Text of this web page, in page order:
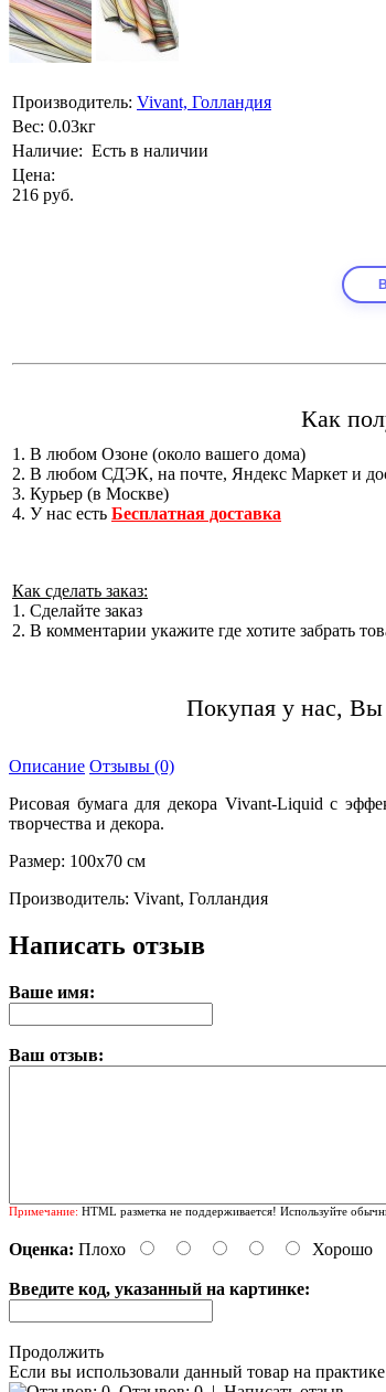
Производитель: Vivant, Голландия
Вес: 0.03кг
Наличие: Есть в наличии
Цена:
216 руб.
Как
1. В любом Озоне (около вашего дома)
2. В любом СДЭК, на почте, Яндекс Маркет и
3. Курьер (в Москве)
4. У нас есть Бесплатная доставка
Как сделать заказ:
1. Сделайте заказ
2. В комментарии укажите где хотите забрать
Покупая у нас, Вы
Описание Отзывы (0)
Рисовая бумага для декора Vivant-Liquid с
творчества и декора.
Размер: 100х70 см
Производитель: Vivant, Голландия
Написать отзыв
Ваше имя:
Ваш отзыв:
Примечание: HTML разметка не поддерживается! Используйте
Оценка: Плохо Хорошо
Введите код, указанный на картинке:
Продолжить
Если вы использовали данный товар на